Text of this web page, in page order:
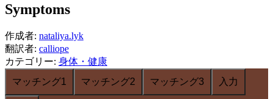
Symptoms
作成者: nataliya.lyk
翻訳者: calliope
カテゴリー: 身体・健康
マッチング1
マッチング2 マッチング3 入力